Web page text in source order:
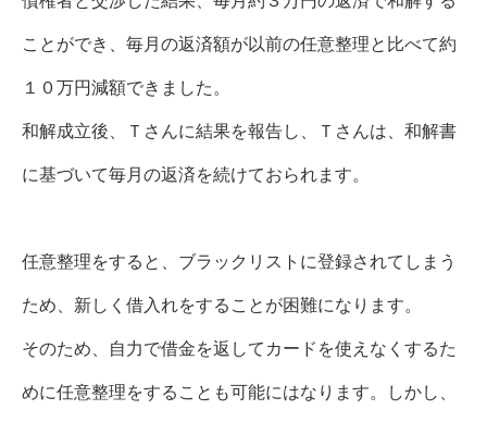
ことができ、毎月の返済額が以前の任意整理と比べて約
１０万円減額できました。
和解成立後、Ｔさんに結果を報告し、Ｔさんは、和解書
に基づいて毎月の返済を続けておられます。
任意整理をすると、ブラックリストに登録されてしまう
ため、新しく借入れをすることが困難になります。
そのため、自力で借金を返してカードを使えなくするた
めに任意整理をすることも可能にはなります。しかし、